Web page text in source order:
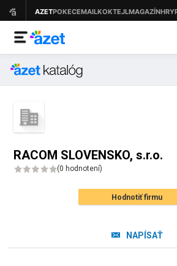
RACOM SLOVENSKO, s.r.o.
(0 hodnotení)
Hodnotiť firmu
NAPÍSAŤ